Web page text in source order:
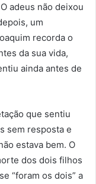
adeus não deixou
um
recorda o
da sua vida,
ainda antes de
que sentiu
sem resposta e
estava bem. O
dos dois filhos
“foram os dois” a